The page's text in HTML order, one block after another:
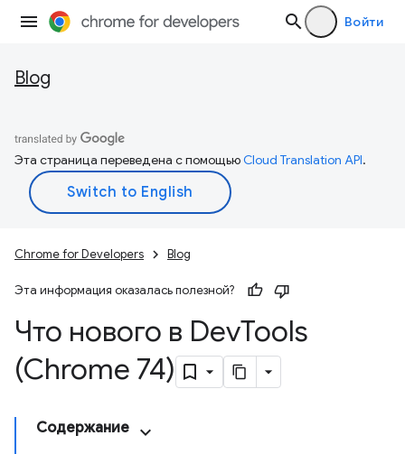
Войти
Blog
Эта страница переведена с помощьюCloud Translation API.
Chrome for Developers Blog
Эта информация оказалась полезной?
Что нового в DevTools
(Chrome 74)
Содержание